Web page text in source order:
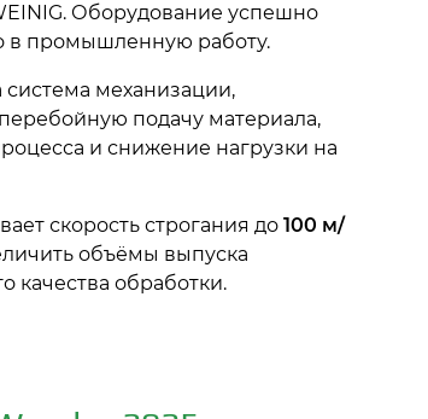
Оборудование успешно
в промышленную работу.
система механизации,
подачу материала,
и снижение нагрузки на
скорость строгания до 100 м/
объёмы выпуска
качества обработки.